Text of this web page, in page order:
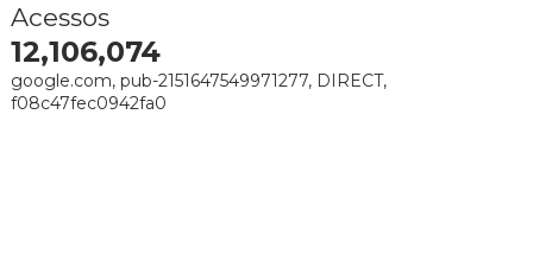
Acessos
12,106,074
google.com, pub-2151647549971277, DIRECT,
f08c47fec0942fa0